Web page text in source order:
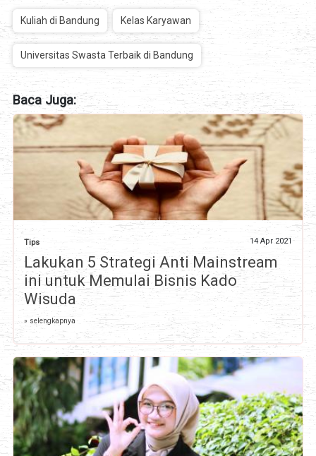
Kuliah di Bandung Kelas Karyawan
Universitas Swasta Terbaik di Bandung
Baca Juga:
Tips 14 Apr 2021
Lakukan 5 Strategi Anti Mainstream
ini untuk Memulai Bisnis Kado
Wisuda
» selengkapnya